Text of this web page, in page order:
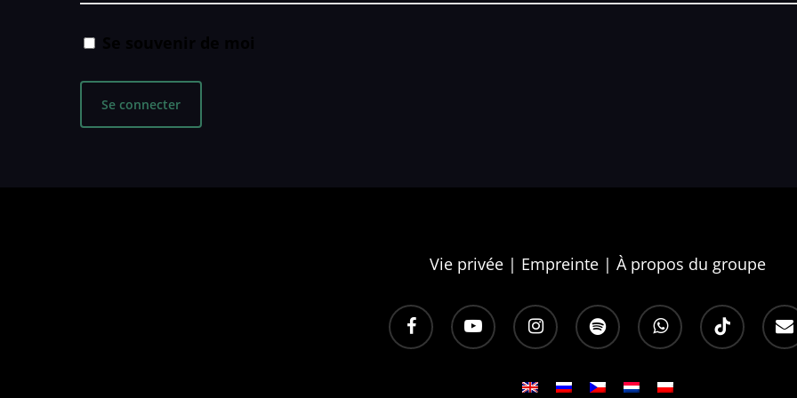
Vie privée | Empreinte | À propos du groupe
facebook youtube instagram spotify whatsapp tiktok email